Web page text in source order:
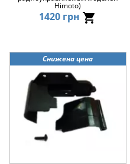
Himoto)
1420 грн
Снижена цена